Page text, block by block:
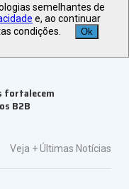
para viagens
fortalecem
B2B
Veja +Últimas Notícias
semelhantes de
e, ao continuar
condições.
Ok